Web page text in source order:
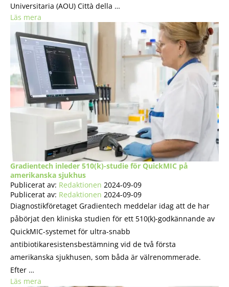
Universitaria (AOU) Città della …
Läs mera
Gradientech inleder 510(k)-studie för QuickMIC på
amerikanska sjukhus
Publicerat av: Redaktionen 2024-09-09
Publicerat av: Redaktionen 2024-09-09
Diagnostikföretaget Gradientech meddelar idag att de har
påbörjat den kliniska studien för ett 510(k)-godkännande av
QuickMIC-systemet för ultra-snabb
antibiotikaresistensbestämning vid de två första
amerikanska sjukhusen, som båda är välrenommerade.
Efter …
Läs mera